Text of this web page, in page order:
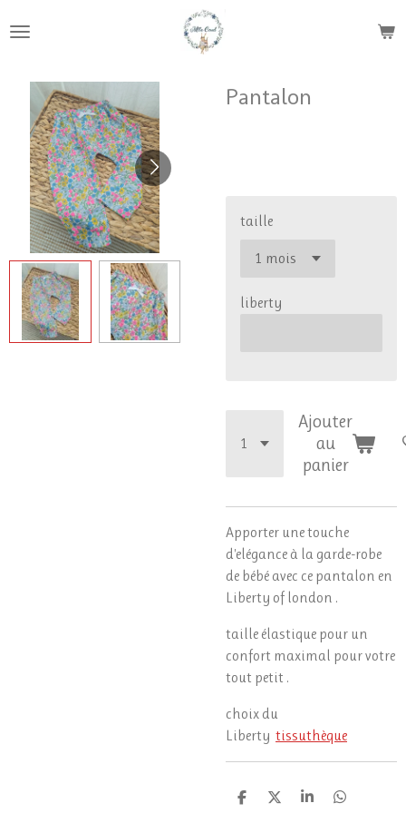
au
principal
Pantalon
taille
liberty
Ajouter
au
panier
Apporter une touche
d'elégance à la garde-robe
de bébé avec ce pantalon en
Liberty of london .
taille élastique pour un
confort maximal pour votre
tout petit .
choix du
Liberty tissuthèque
P
P
P
P